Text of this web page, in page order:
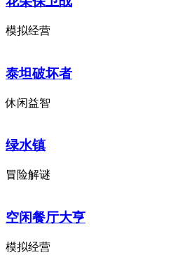
模拟经营
泰坦破坏者
休闲益智
绿水镇
冒险解谜
空闲餐厅大亨
模拟经营